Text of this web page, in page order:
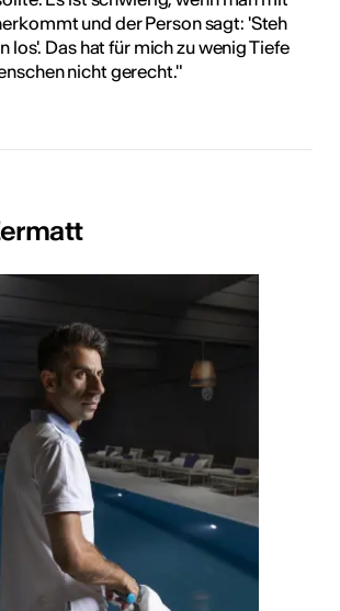
und der Person sagt: 'Steh
los'. Das hat für mich zu wenig Tiefe
nicht gerecht."